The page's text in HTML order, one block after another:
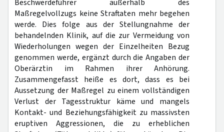
Beschwerdeführer außerhalb des
Maßregelvollzugs keine Straftaten mehr begehen
werde. Dies folge aus der Stellungnahme der
behandelnden Klinik, auf die zur Vermeidung von
Wiederholungen wegen der Einzelheiten Bezug
genommen werde, ergänzt durch die Angaben der
Oberärztin im Rahmen ihrer Anhörung.
Zusammengefasst heiße es dort, dass es bei
Aussetzung der Maßregel zu einem vollständigen
Verlust der Tagesstruktur käme und mangels
Kontakt- und Beziehungsfähigkeit zu massivsten
eruptiven Aggressionen, die zu erheblichen